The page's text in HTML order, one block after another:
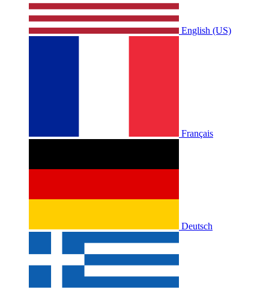
English (US)
Français
Deutsch